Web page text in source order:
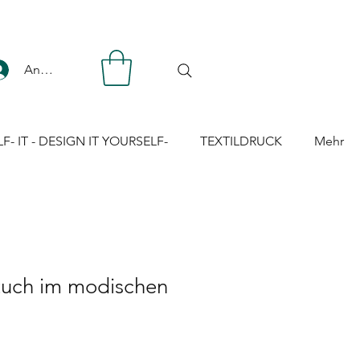
Anmelden
IT - DESIGN IT YOURSELF- TEXTILDRUCK Mehr
im modischen